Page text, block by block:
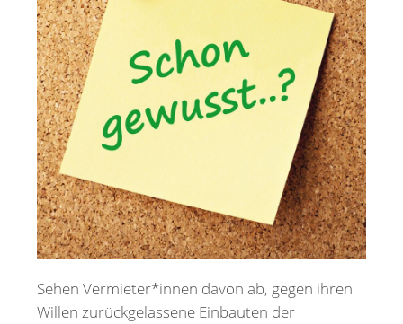
Merkzettel
Newsletter
Sehen Vermieter*innen davon ab, gegen ihren
Willen zurückgelassene Einbauten der